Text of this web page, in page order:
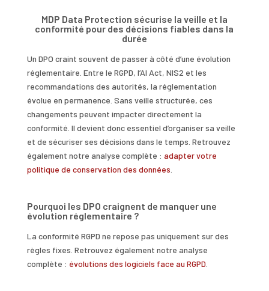
MDP Data Protection sécurise la veille et la
conformité pour des décisions fiables dans la
durée
Un DPO craint souvent de passer à côté d’une évolution
réglementaire. Entre le RGPD, l’AI Act, NIS2 et les
recommandations des autorités, la réglementation
évolue en permanence. Sans veille structurée, ces
changements peuvent impacter directement la
conformité. Il devient donc essentiel d’organiser sa veille
et de sécuriser ses décisions dans le temps. Retrouvez
également notre analyse complète : adapter votre
politique de conservation des données
Pourquoi les DPO craignent de manquer une
évolution réglementaire ?
La conformité RGPD ne repose pas uniquement sur des
règles fixes. Retrouvez également notre analyse
complète : évolutions des logiciels face au RGPD